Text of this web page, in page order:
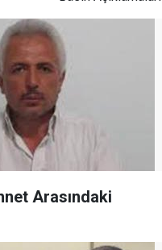
Arasındaki